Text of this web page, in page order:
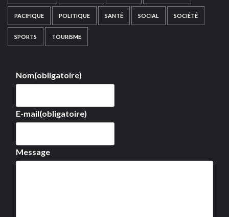
PACIFIQUE POLITIQUE SANTÉ SOCIAL SOCIÉTÉ
SPORTS TOURISME
Nom(obligatoire)
E-mail(obligatoire)
Message